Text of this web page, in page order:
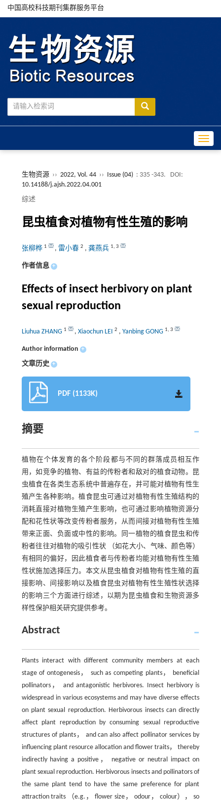
中国高校科技期刊集群服务平台
生物资源 ›› 2022, Vol. 44 ›› Issue (04) : 335 -343.
DOI:
10.14188/j.ajsh.2022.04.001
综述
昆虫植食对植物有性生殖的影响
张柳桦 1 , 雷小春 2 , 龚燕兵 1, 3
作者信息 +
Effects of insect herbivory on plant
sexual reproduction
Liuhua ZHANG 1 , Xiaochun LEI 2 , Yanbing GONG 1, 3
Author information +
文章历史 +
PDF (1133K)
摘要
植物在个体发育的各个阶段都与不同的群落成员相互作
用，如竞争的植物、有益的传粉者和敌对的植食动物。昆
虫植食在各类生态系统中普遍存在，并可能对植物有性生
殖产生各种影响。植食昆虫可通过对植物有性生殖结构的
消耗直接对植物生殖产生影响，也可通过影响植物资源分
配和花性状等改变传粉者服务，从而间接对植物有性生殖
带来正面、负面或中性的影响。同一植物的植食昆虫和传
粉者往往对植物的吸引性状 （如花大小、气味、颜色等）
有相同的偏好，因此植食者与传粉者均能对植物有性生殖
性状施加选择压力。本文从昆虫植食对植物有性生殖的直
接影响、间接影响以及植食昆虫对植物有性生殖性状选择
的影响三个方面进行综述，以期为昆虫植食和生物资源多
样性保护相关研究提供参考。
Abstract
Plants interact with different community members at each
stage of ontogenesis， such as competing plants， beneficial
pollinators， and antagonistic herbivores. Insect herbivory is
widespread in various ecosystems and may have diverse effects
on plant sexual reproduction. Herbivorous insects can directly
affect plant reproduction by consuming sexual reproductive
structures of plants， and can also affect pollinator services by
influencing plant resource allocation and flower traits， thereby
indirectly having a positive， negative or neutral impact on
plant sexual reproduction. Herbivorous insects and pollinators of
the same plant tend to have the same preference for plant
attraction traits （e.g.， flower size， odour， colour）， so